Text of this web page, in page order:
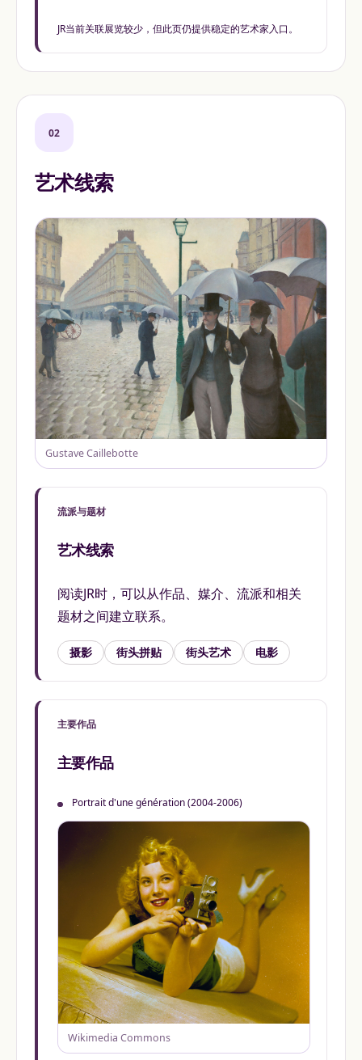
JR当前关联展览较少，但此页仍提供稳定的艺术家入口。
02
艺术线索
Gustave Caillebotte
流派与题材
艺术线索
阅读JR时，可以从作品、媒介、流派和相关
题材之间建立联系。
摄影 街头拼贴 街头艺术 电影
主要作品
主要作品
Portrait d'une génération (2004-2006)
Wikimedia Commons